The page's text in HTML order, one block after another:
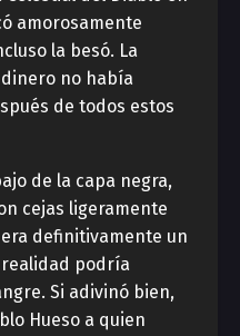
amorosamente
la besó. La
no había
de todos estos
de la capa negra,
cejas ligeramente
definitivamente un
podría
Si adivinó bien,
Hueso a quien